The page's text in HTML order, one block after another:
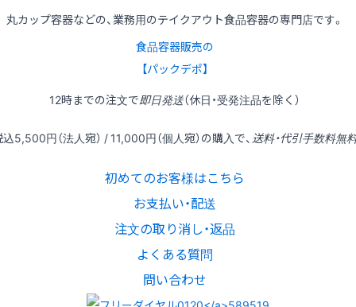
丸カップ容器などの、業務用のテイクアウト食品容器の専門店です。
食品容器販売の
【パックデポ】
12時までの注文で即日発送（休日・受発注品を除く）
込5,500円（法人宛） / 11,000円（個人宛）の購入で、 送料・代引手数料無
初めてのお客様はこちら
お支払い・配送
注文の取り消し・返品
よくある質問
問い合わせ